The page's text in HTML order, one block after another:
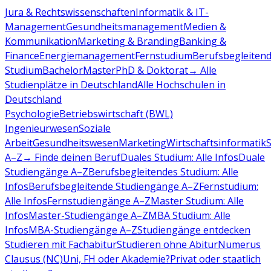
Jura & RechtswissenschaftenInformatik & IT-
ManagementGesundheitsmanagementMedien &
KommunikationMarketing & BrandingBanking &
FinanceEnergiemanagementFernstudiumBerufsbegleitend
StudiumBachelorMasterPhD & Doktorat→ Alle
Studienplätze in DeutschlandAlle Hochschulen in
Deutschland
PsychologieBetriebswirtschaft (BWL)
IngenieurwesenSoziale
ArbeitGesundheitswesenMarketingWirtschaftsinformatik
A–Z→ Finde deinen BerufDuales Studium: Alle InfosDuale
Studiengänge A–ZBerufsbegleitendes Studium: Alle
InfosBerufsbegleitende Studiengänge A–ZFernstudium:
Alle InfosFernstudiengänge A–ZMaster Studium: Alle
InfosMaster-Studiengänge A–ZMBA Studium: Alle
InfosMBA-Studiengänge A–ZStudiengänge entdecken
Studieren mit FachabiturStudieren ohne AbiturNumerus
Clausus (NC)Uni, FH oder Akademie?Privat oder staatlich